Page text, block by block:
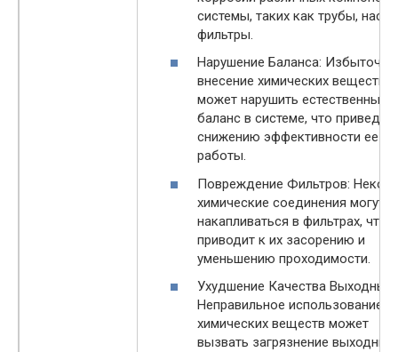
системы, таких как трубы,
фильтры.
Нарушение Баланса:
внесение химических веществ
может нарушить естественный
баланс в системе, что приведет
снижению эффективности ее
работы.
Повреждение Фильтров:
химические соединения могут
накапливаться в фильтрах, что
приводит к их засорению и
уменьшению проходимости.
Ухудшение Качества Выходных
Неправильное использование
химических веществ может
вызвать загрязнение